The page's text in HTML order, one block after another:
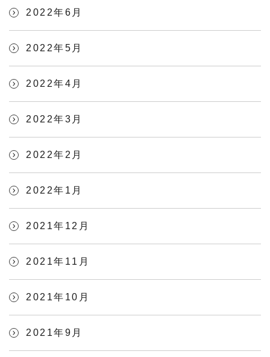
2022年6月
2022年5月
2022年4月
2022年3月
2022年2月
2022年1月
2021年12月
2021年11月
2021年10月
2021年9月